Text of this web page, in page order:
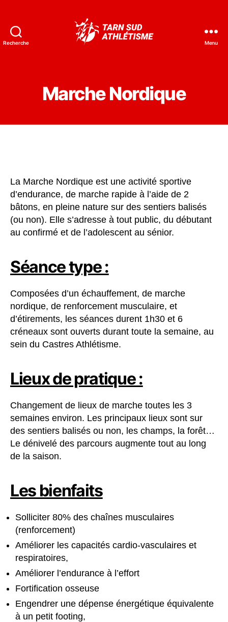
Recherche Menu
Marche Nordique
La Marche Nordique est une activité sportive
d’endurance, de marche rapide à l’aide de 2
bâtons, en pleine nature sur des sentiers balisés
(ou non). Elle s’adresse à tout public, du débutant
au confirmé et de l’adolescent au sénior.
Séance type :
Composées d’un échauffement, de marche
nordique, de renforcement musculaire, et
d’étirements, les séances durent 1h30 et 6
créneaux sont ouverts durant toute la semaine, au
sein du Castres Athlétisme.
Lieux de pratique :
Changement de lieux de marche toutes les 3
semaines environ. Les principaux lieux sont sur
des sentiers balisés ou non, les champs, la forêt…
Le dénivelé des parcours augmente tout au long
de la saison.
Les bienfaits
Solliciter 80% des chaînes musculaires
(renforcement)
Améliorer les capacités cardio-vasculaires et
respiratoires,
Améliorer l’endurance à l’effort
Fortification osseuse
Engendrer une dépense énergétique équivalente
à un petit footing,